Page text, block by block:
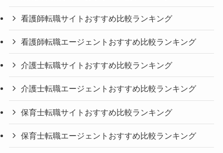
看護師転職サイトおすすめ比較ランキング
看護師転職エージェントおすすめ比較ランキング
介護士転職サイトおすすめ比較ランキング
介護士転職エージェントおすすめ比較ランキング
保育士転職サイトおすすめ比較ランキング
保育士転職エージェントおすすめ比較ランキング